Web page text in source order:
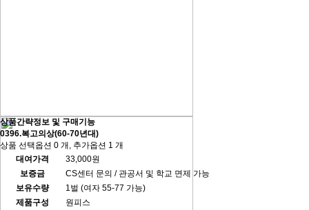
상품간략정보 및 구매기능
0396.복고의상(60-70년대)
상품 선택옵션 0 개, 추가옵션 1 개
대여가격
33,000원
보증금
CS센터 문의 / 관공서 및 학교 면제 가능
보유수량
1벌 (여자 55-77 가능)
제품구성
원피스